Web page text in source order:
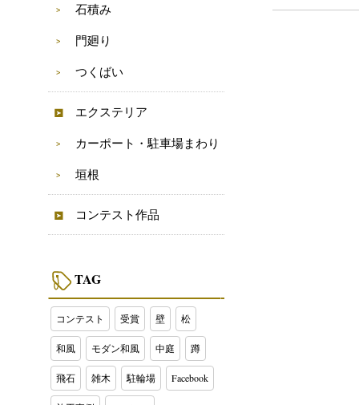
石積み
門廻り
つくばい
エクステリア
カーポート・駐車場まわり
垣根
コンテスト作品
TAG
コンテスト 受賞 壁 松
和風 モダン和風 中庭 蹲
飛石 雑木 駐輪場 Facebook